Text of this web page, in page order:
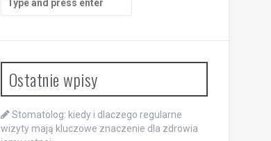
for:
Ostatnie wpisy
Stomatolog: kiedy i dlaczego regularne
wizyty mają kluczowe znaczenie dla zdrowia